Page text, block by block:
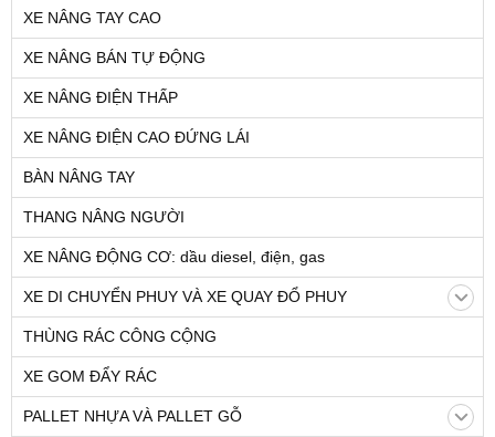
XE NÂNG TAY CAO
XE NÂNG BÁN TỰ ĐỘNG
XE NÂNG ĐIỆN THẤP
XE NÂNG ĐIỆN CAO ĐỨNG LÁI
BÀN NÂNG TAY
THANG NÂNG NGƯỜI
XE NÂNG ĐỘNG CƠ: dầu diesel, điện, gas
XE DI CHUYỂN PHUY VÀ XE QUAY ĐỔ PHUY
THÙNG RÁC CÔNG CỘNG
XE GOM ĐẨY RÁC
PALLET NHỰA VÀ PALLET GỖ